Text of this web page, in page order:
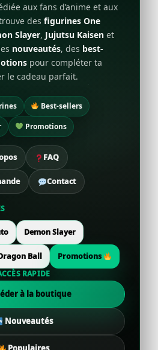
aux fans d’anime et aux
des figurines One
Slayer, Jujutsu Kaisen et
nouveautés, des best-
pour compléter ta
le cadeau parfait.
Best-sellers
Promotions
FAQ
Contact
Demon Slayer
Ball
Promotions
RAPIDE
à la boutique
Nouveautés